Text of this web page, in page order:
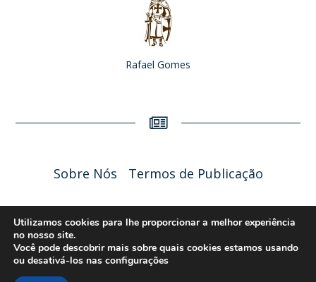
Rafael Gomes
Sobre Nós Termos de Publicação
Liceu Online 2026 - Política de Privacidade
Utilizamos cookies para lhe proporcionar a melhor experiência
no nosso site.
Você pode descobrir mais sobre quais cookies estamos usando
ou desativá-los nas configurações